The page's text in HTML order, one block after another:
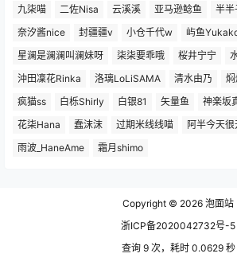
九柒喵
二佐Nisa 云溪溪 亚马逊鲶鱼 半半
奈汐酱nice
封疆疆v 小仓千代w 屿鱼
星澜是澜澜叫澜妹呀
柒柒要乖哦 桜井宁宁
沖田凜花Rinka
洛璃LoLiSAMA 清水由乃
疯猫ss
白栎Shirly 白银81 矢量鱼 神楽坂
花柒Hana
蠢沫沫 过期米线线喵 阿半今天很
雨波_HaneAme
霜月shimo
Copyright © 2026 泡面站
浙ICP备2020042732号-5
查询 9 次，耗时 0.0629 秒